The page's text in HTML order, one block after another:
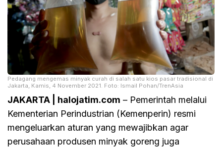
Pedagang mengemas minyak curah di salah satu kios pasar tradisional di
Jakarta, Kamis, 4 November 2021. Foto: Ismail Pohan/TrenAsia
JAKARTA | halojatim.com – Pemerintah melalui
Kementerian Perindustrian (Kemenperin) resmi
mengeluarkan aturan yang mewajibkan agar
perusahaan produsen minyak goreng juga